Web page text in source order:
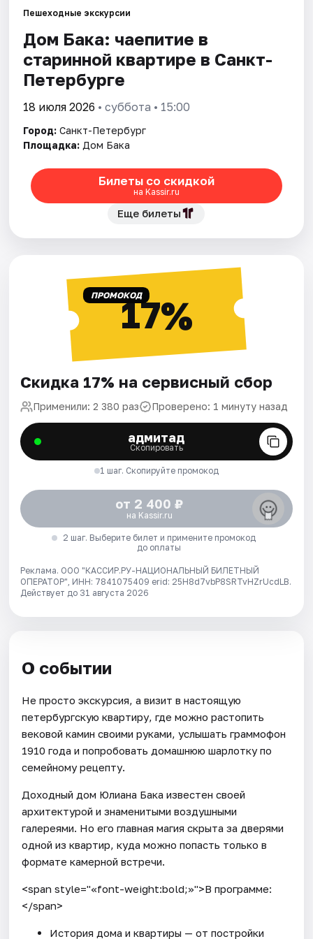
Города
Площадки
Артисты
Рейтинги
Пешеходные экскурсии
Дом Бака: чаепитие в
старинной квартире в Санкт-
Петербурге
18 июля 2026 • суббота • 15:00
Город: Санкт-Петербург
Площадка: Дом Бака
Билеты со скидкой
на Kassir.ru
Еще билеты
ПРОМОКОД17%
Скидка 17% на сервисный сбор
Применили: 2 380 раз Проверено: 1 минуту назад
адмитад
Скопировать
1 шаг. Скопируйте промокод
от 2 400 ₽
на Kassir.ru
2 шаг. Выберите билет и примените промокод
до оплаты
Реклама. ООО "КАССИР.РУ-НАЦИОНАЛЬНЫЙ БИЛЕТНЫЙ
ОПЕРАТОР", ИНН: 7841075409 erid: 25H8d7vbP8SRTvHZrUcdLB.
Действует до 31 августа 2026
О событии
Не просто экскурсия, а визит в настоящую
петербургскую квартиру, где можно растопить
вековой камин своими руками, услышать граммофон
1910 года и попробовать домашнюю шарлотку по
семейному рецепту.
Доходный дом Юлиана Бака известен своей
архитектурой и знаменитыми воздушными
галереями. Но его главная магия скрыта за дверями
одной из квартир, куда можно попасть только в
формате камерной встречи.
<span style="«font-weight:bold;»">В программе:
</span>
История дома и квартиры — от постройки